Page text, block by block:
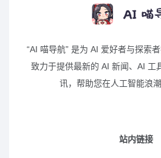
“AI 喵导航” 是为 AI 爱好者与探索
致力于提供最新的 AI 新闻、AI 工
讯，帮助您在人工智能浪潮
站内链接